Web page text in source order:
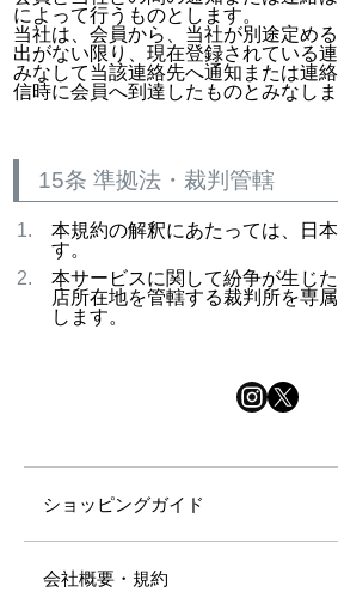
によって行うものとします。
当社は、会員から、当社が別途定め
出がない限り、現在登録されている
みなして当該連絡先へ通知または連
信時に会員へ到達したものとみなしま
15条 準拠法・裁判管轄
本規約の解釈にあたっては、日
す。
本サービスに関して紛争が生じ
店所在地を管轄する裁判所を専
します。
ショッピングガイド
会社概要・規約